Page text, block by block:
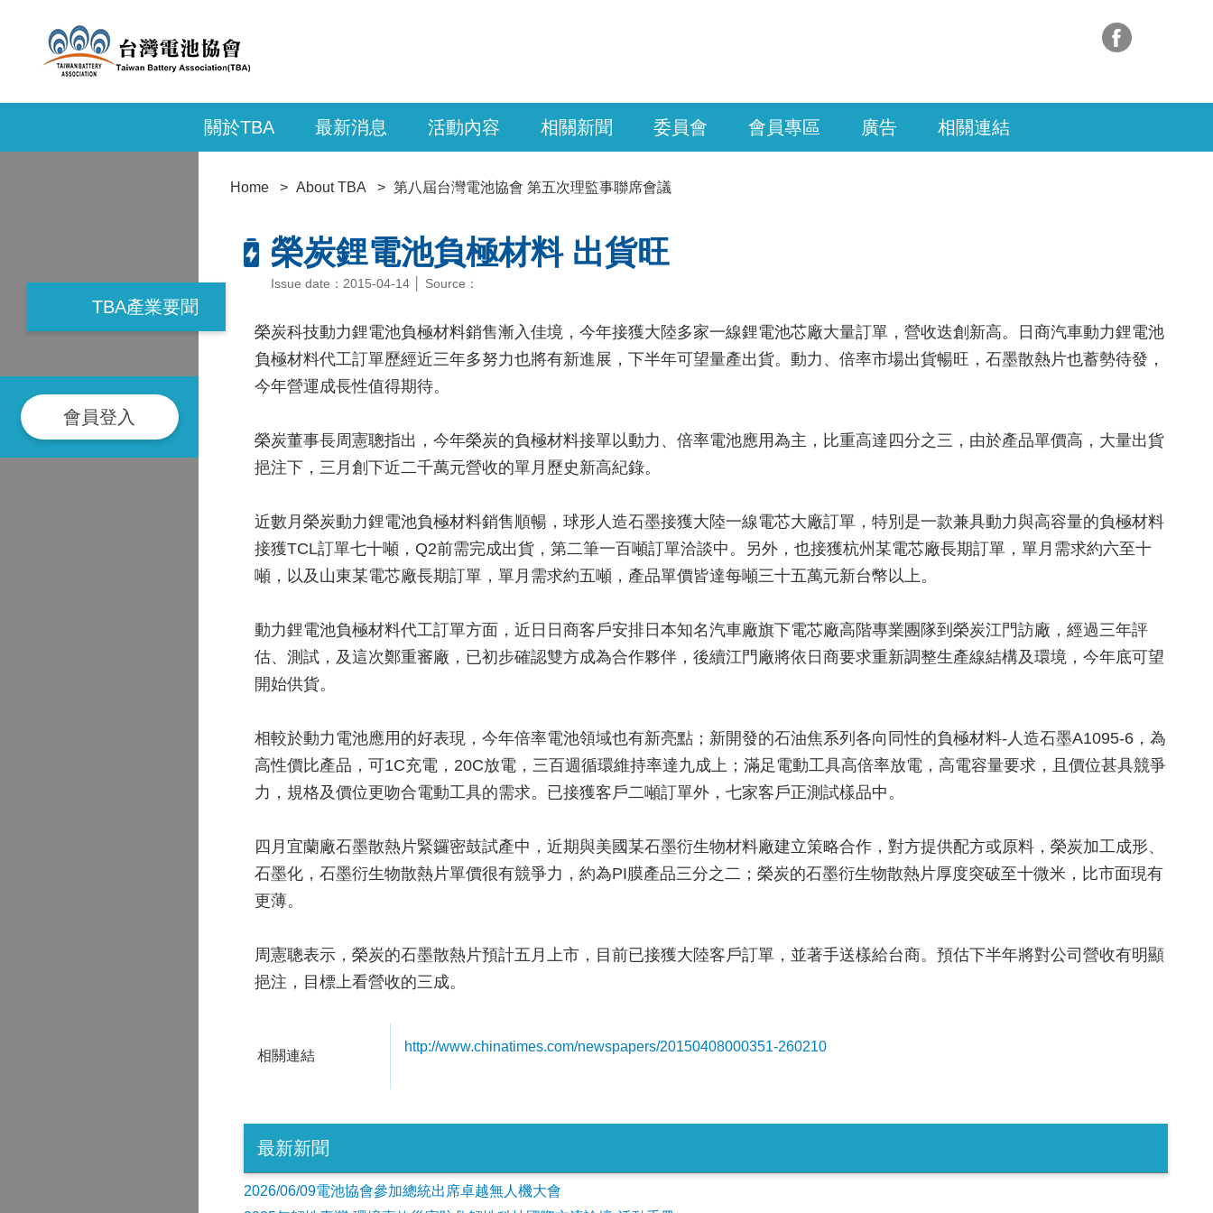
關於TBA 最新消息 活動內容 相關新聞 委員會 會員專區 廣告 相關連結
TBA產業要聞
會員登入
Home About TBA 第八屆台灣電池協會 第五次理監事聯席會議
榮炭鋰電池負極材料 出貨旺
Issue date：2015-04-14 │ Source：
榮炭科技動力鋰電池負極材料銷售漸入佳境，今年接獲大陸多家一線鋰電池芯廠大量訂單，營收迭創新高。日商汽車動力鋰電池
負極材料代工訂單歷經近三年多努力也將有新進展，下半年可望量產出貨。動力、倍率市場出貨暢旺，石墨散熱片也蓄勢待發，
今年營運成長性值得期待。
榮炭董事長周憲聰指出，今年榮炭的負極材料接單以動力、倍率電池應用為主，比重高達四分之三，由於產品單價高，大量出貨
挹注下，三月創下近二千萬元營收的單月歷史新高紀錄。
近數月榮炭動力鋰電池負極材料銷售順暢，球形人造石墨接獲大陸一線電芯大廠訂單，特別是一款兼具動力與高容量的負極材料
接獲TCL訂單七十噸，Q2前需完成出貨，第二筆一百噸訂單洽談中。另外，也接獲杭州某電芯廠長期訂單，單月需求約六至十
噸，以及山東某電芯廠長期訂單，單月需求約五噸，產品單價皆達每噸三十五萬元新台幣以上。
動力鋰電池負極材料代工訂單方面，近日日商客戶安排日本知名汽車廠旗下電芯廠高階專業團隊到榮炭江門訪廠，經過三年評
估、測試，及這次鄭重審廠，已初步確認雙方成為合作夥伴，後續江門廠將依日商要求重新調整生產線結構及環境，今年底可望
開始供貨。
相較於動力電池應用的好表現，今年倍率電池領域也有新亮點；新開發的石油焦系列各向同性的負極材料-人造石墨A1095-6，為
高性價比產品，可1C充電，20C放電，三百週循環維持率達九成上；滿足電動工具高倍率放電，高電容量要求，且價位甚具競爭
力，規格及價位更吻合電動工具的需求。已接獲客戶二噸訂單外，七家客戶正測試樣品中。
四月宜蘭廠石墨散熱片緊鑼密鼓試產中，近期與美國某石墨衍生物材料廠建立策略合作，對方提供配方或原料，榮炭加工成形、
石墨化，石墨衍生物散熱片單價很有競爭力，約為PI膜產品三分之二；榮炭的石墨衍生物散熱片厚度突破至十微米，比市面現有
更薄。
周憲聰表示，榮炭的石墨散熱片預計五月上市，目前已接獲大陸客戶訂單，並著手送樣給台商。預估下半年將對公司營收有明顯
挹注，目標上看營收的三成。
相關連結
http://www.chinatimes.com/newspapers/20150408000351-260210
最新新聞
2026/06/09電池協會參加總統出席卓越無人機大會